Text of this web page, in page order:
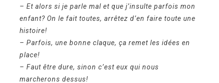
– Et alors si je parle mal et que j’insulte parfois mon
enfant? On le fait toutes, arrêtez d’en faire toute une
histoire!
– Parfois, une bonne claque, ça remet les idées en
place!
– Faut être dure, sinon c’est eux qui nous
marcherons dessus!